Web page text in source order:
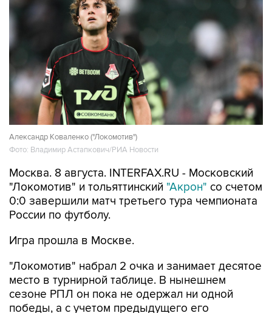
Александр Коваленко ("Локомотив")
Фото: Владимир Астапкович/РИА Новости
Москва. 8 августа. INTERFAX.RU - Московский
"Локомотив" и тольяттинский "Акрон" со счетом
0:0 завершили матч третьего тура чемпионата
России по футболу.
Игра прошла в Москве.
"Локомотив" набрал 2 очка и занимает десятое
место в турнирной таблице. В нынешнем
сезоне РПЛ он пока не одержал ни одной
победы, а с учетом предыдущего его